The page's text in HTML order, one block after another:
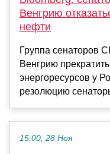
Венгрию
нефти
Группа сенаторов
Венгрию
энергоресурсов у
резолюцию
15:00, 28 Ноя